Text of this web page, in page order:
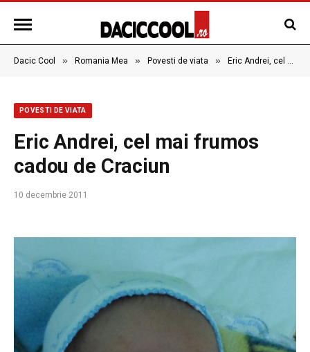
Dacic Cool » Romania Mea » Povesti de viata » Eric Andrei, cel mai frumos cadou de Craciun
POVESTI DE VIATA
Eric Andrei, cel mai frumos
cadou de Craciun
10 decembrie 2011